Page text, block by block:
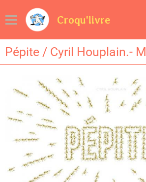
Croqu'livre
Pépite / Cyril Houplain.-